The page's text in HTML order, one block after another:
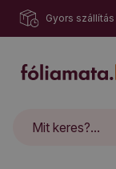
Gyors szállítás